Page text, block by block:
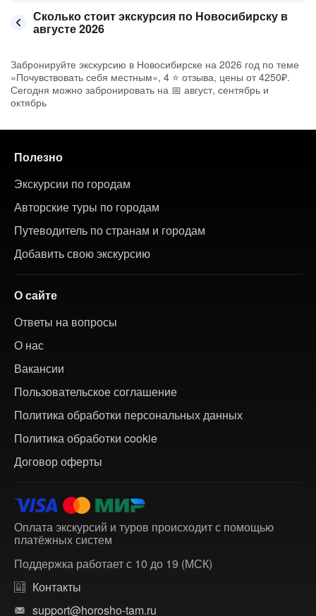
Сколько стоит экскурсия по Новосибирску в
августе 2026
Забронируйте экскурсию в Новосибирске на 2026 год по теме
«Почувствовать себя местным», 4 ⭐ отзыва, цены от 4250₽.
Сегодня можно забронировать на 📅 август, сентябрь и
октябрь
Полезно
Экскурсии по городам
Авторские туры по городам
Путеводитель по странам и городам
Добавить свою экскурсию
О сайте
Ответы на вопросы
О нас
Вакансии
Пользовательское соглашение
Политика обработки персональных данных
Политика обработки cookie
Договор оферты
Оплата экскурсий и туров происходит с помощью
платёжных систем
Поддержка работает с 10 до 19 (МСК)
Контакты
support@horosho-tam.ru